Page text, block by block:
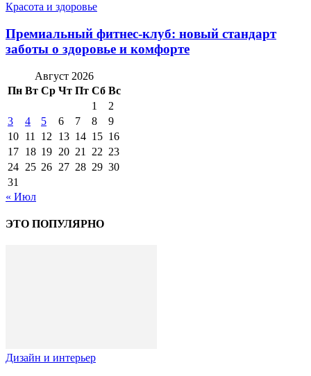
Красота и здоровье
Премиальный фитнес-клуб: новый стандарт
заботы о здоровье и комфорте
Август 2026
Пн Вт Ср Чт Пт Сб Вс
1
2
3
4 5 6 7 8
9
10 11 12 13 14 15 16
17 18 19 20 21 22 23
24 25 26 27 28 29 30
31
« Июл
ЭТО ПОПУЛЯРНО
Дизайн и интерьер